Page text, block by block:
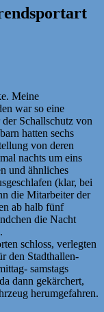
Meine
war so eine
Schallschutz von
hatten sechs
von deren
nachts um eins
und ähnliches
(klar, bei
die Mitarbeiter der
ab halb fünf
die Nacht
schloss, verlegten
den Stadthallen-
samstags
dann gekärchert,
herumgefahren.